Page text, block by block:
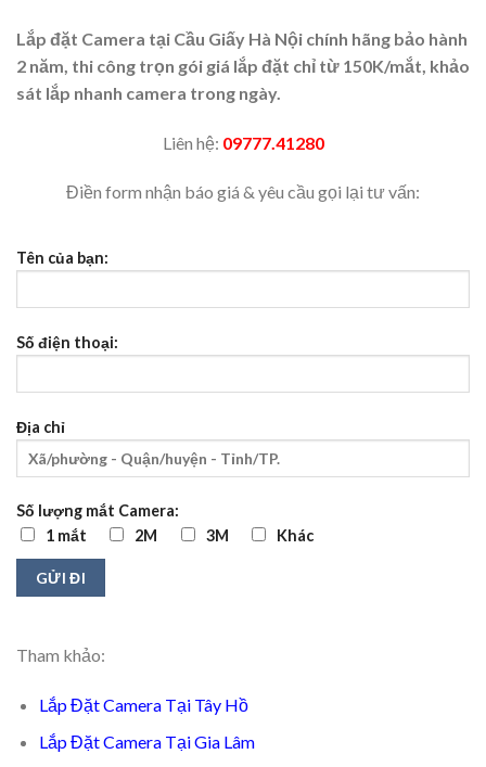
Lắp đặt Camera tại Cầu Giấy Hà Nội chính hãng bảo hành
2 năm, thi công trọn gói giá lắp đặt chỉ từ 150K/mắt, khảo
sát lắp nhanh camera trong ngày.
Liên hệ: 09777.41280
Điền form nhận báo giá & yêu cầu gọi lại tư vấn:
Tên của bạn:
Số điện thoại:
Địa chỉ
Số lượng mắt Camera:
1 mắt
2M 3M Khác
Tham khảo:
Lắp Đặt Camera Tại Tây Hồ
Lắp Đặt Camera Tại Gia Lâm